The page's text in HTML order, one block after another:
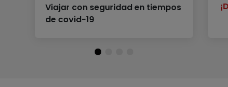
Viajar con seguridad en tiempos
de covid-19